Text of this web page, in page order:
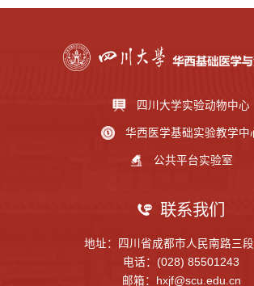
四川大学实验动物中心
华西医学基础实验教学中
公共平台实验室
联系我们
地址：四川省成都市人民南路三
电话：(028) 85501243
邮箱：hxjf@scu.edu.cn